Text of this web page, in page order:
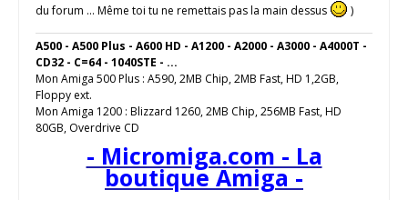
du forum … Même toi tu ne remettais pas la main dessus
)
A500 - A500 Plus - A600 HD - A1200 - A2000 - A3000 - A4000T -
CD32 - C=64 - 1040STE - ...
Mon Amiga 500 Plus : A590, 2MB Chip, 2MB Fast, HD 1,2GB,
Floppy ext.
Mon Amiga 1200 : Blizzard 1260, 2MB Chip, 256MB Fast, HD
80GB, Overdrive CD
- Micromiga.com - La
boutique Amiga -